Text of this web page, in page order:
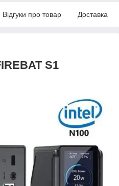
Відгуки про товар Доставка
S1